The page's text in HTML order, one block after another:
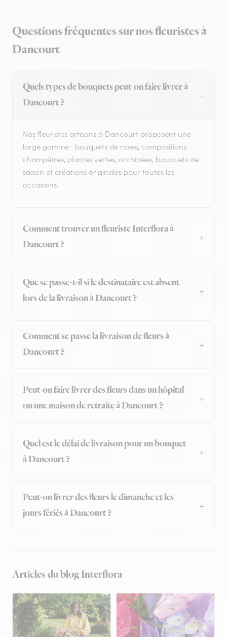
Questions fréquentes sur nos fleuristes à
Dancourt
Quels types de bouquets peut-on faire livrer à
Dancourt ?
Nos fleuristes artisans à Dancourt proposent une
large gamme : bouquets de roses, compositions
champêtres, plantes vertes, orchidées, bouquets de
saison et créations originales pour toutes les
occasions.
Comment trouver un fleuriste Interflora à
Dancourt ?
Que se passe-t-il si le destinataire est absent
lors de la livraison à Dancourt ?
Comment se passe la livraison de fleurs à
Dancourt ?
Peut-on faire livrer des fleurs dans un hôpital
ou une maison de retraite à Dancourt ?
Quel est le délai de livraison pour un bouquet
à Dancourt ?
Peut-on livrer des fleurs le dimanche et les
jours fériés à Dancourt ?
Articles du blog Interflora